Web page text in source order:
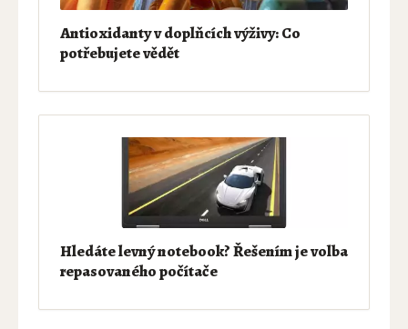
Antioxidanty v doplňcích výživy: Co
potřebujete vědět
Hledáte levný notebook? Řešením je volba
repasovaného počítače